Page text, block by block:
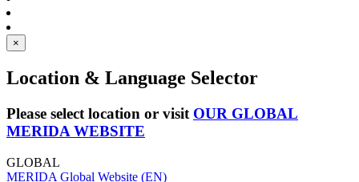
×
Location & Language Selector
Please select location or visit OUR GLOBAL
MERIDA WEBSITE
GLOBAL
MERIDA Global Website (EN)